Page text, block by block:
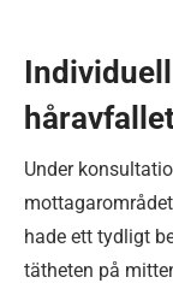
Under
hade ett tydligt
tätheten på